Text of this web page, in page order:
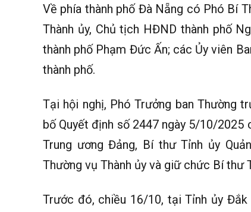
Về phía thành phố Đà Nẵng có Phó Bí
Thành ủy, Chủ tịch HĐND thành phố
thành phố Phạm Đức Ấn; các Ủy viên
thành phố.
Tại hội nghị, Phó Trưởng ban Thường
bố Quyết định số 2447 ngày 5/10/2025
Trung ương Đảng, Bí thư Tỉnh ủy
Thường vụ Thành ủy và giữ chức Bí thư
Trước đó, chiều 16/10, tại Tỉnh ủy